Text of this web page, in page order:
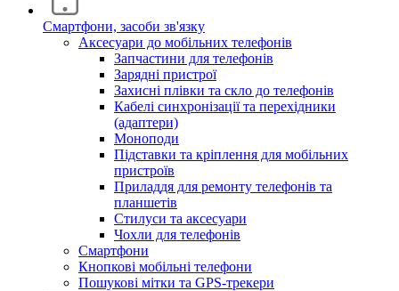
Смартфони, засоби зв'язку
Аксесуари до мобільних телефонів
Запчастини для телефонів
Зарядні пристрої
Захисні плівки та скло до телефонів
Кабелі синхронізації та перехідники
(адаптери)
Моноподи
Підставки та кріплення для мобільних
пристроїв
Приладдя для ремонту телефонів та
планшетів
Стилуси та аксесуари
Чохли для телефонів
Смартфони
Кнопкові мобільні телефони
Пошукові мітки та GPS-трекери